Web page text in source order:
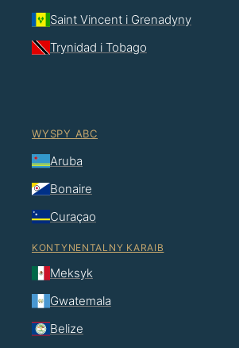
Saint Vincent i Grenadyny
Trynidad i Tobago
WYSPY ABC
Aruba
Bonaire
Curaçao
KONTYNENTALNY KARAIB
Meksyk
Gwatemala
Belize